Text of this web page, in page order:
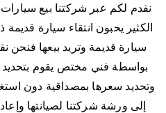
نقدم لكم عبر شركتنا بيع
الكثير يحبون انتقاء سيارة
سيارة قديمة وتريد بيعها فنحن
بواسطة فني مختص يقوم بتحديد
وتحديد سعرها بمصداقية دون
إلى ورشة شركتنا لصيانتها